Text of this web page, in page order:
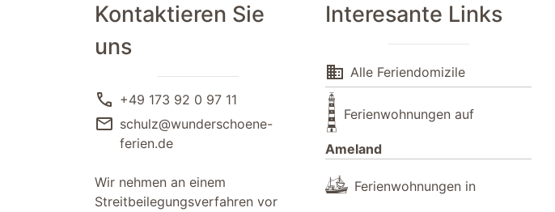
Kontaktieren Sie
uns
call +49 173 92 0 97 11
mail schulz@wunderschoene-
ferien.de
Wir nehmen an einem
Streitbeilegungsverfahren vor
Interesante Links
domain Alle Feriendomizile
Ferienwohnungen auf
Ameland
Ferienwohnungen in